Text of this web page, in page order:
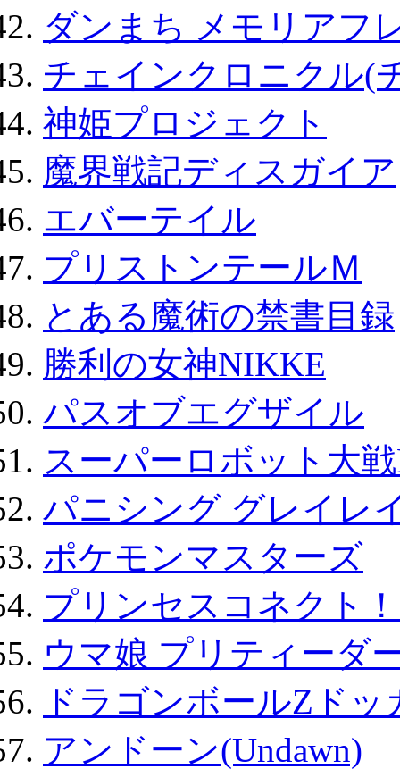
ダンまち メモリアフ
チェインクロニクル(
神姫プロジェクト
魔界戦記ディスガイア
エバーテイル
プリストンテールＭ
とある魔術の禁書目録
勝利の女神NIKKE
パスオブエグザイル
スーパーロボット大
パニシング グレイレ
ポケモンマスターズ
プリンセスコネクト
ウマ娘 プリティーダ
ドラゴンボールZド
アンドーン(Undawn)